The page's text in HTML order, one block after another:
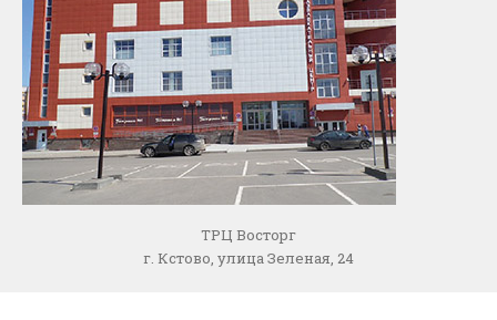
ТРЦ Восторг
г. Кстово, улица Зеленая, 24